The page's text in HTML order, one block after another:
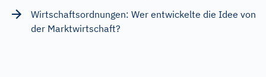
Wirtschaftsordnungen: Wer entwickelte die Idee von
der Marktwirtschaft?